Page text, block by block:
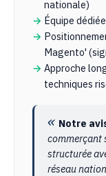
nationale)
Équipe
Magento'
Approche
techniques
Notre
commerçant
structurée
réseau